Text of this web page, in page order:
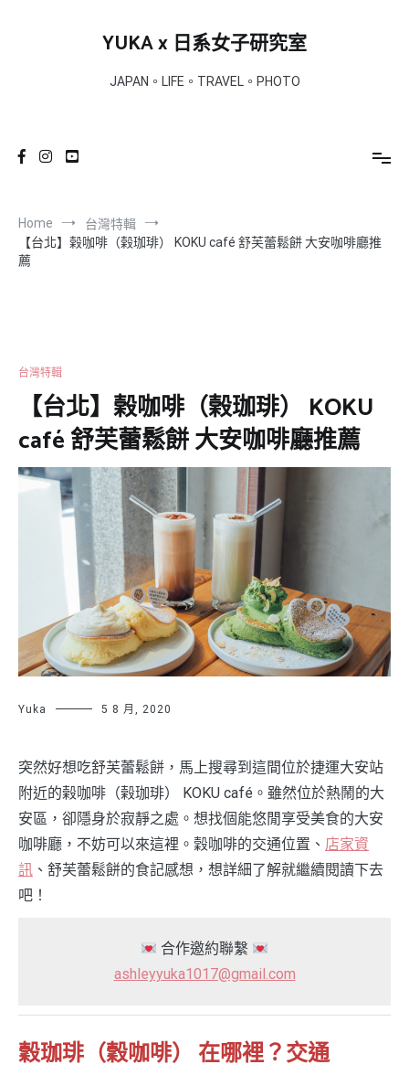
YUKA x 日系女子研究室
JAPAN。LIFE。TRAVEL。PHOTO
Home
台灣特輯
【台北】榖咖啡（榖珈琲） KOKU café 舒芙蕾鬆餅 大安咖啡廳推
薦
台灣特輯
【台北】榖咖啡（榖珈琲） KOKU
café 舒芙蕾鬆餅 大安咖啡廳推薦
Yuka 5 8 月, 2020
突然好想吃舒芙蕾鬆餅，馬上搜尋到這間位於捷運大安站
附近的榖咖啡（榖珈琲） KOKU café。雖然位於熱鬧的大
安區，卻隱身於寂靜之處。想找個能悠閒享受美食的大安
咖啡廳，不妨可以來這裡。穀咖啡的交通位置、 店家資
訊 、舒芙蕾鬆餅的食記感想，想詳細了解就繼續閱讀下去
吧！
合作邀約聯繫
ashleyyuka1017@gmail.com
穀珈琲（穀咖啡） 在哪裡？交通